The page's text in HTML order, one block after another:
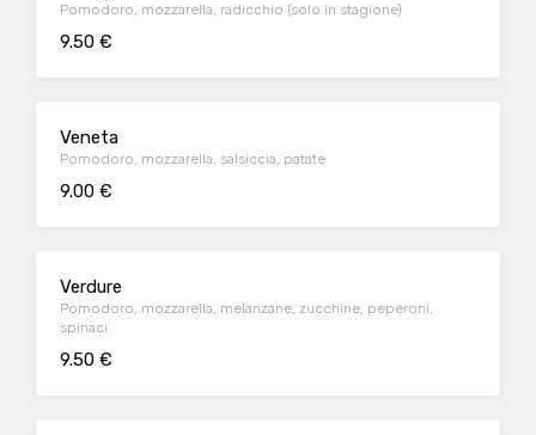
Pomodoro, mozzarella, radicchio (solo in stagione)
9.50 €
Veneta
Pomodoro, mozzarella, salsiccia, patate
9.00 €
Verdure
Pomodoro, mozzarella, melanzane, zucchine, peperoni,
spinaci
9.50 €